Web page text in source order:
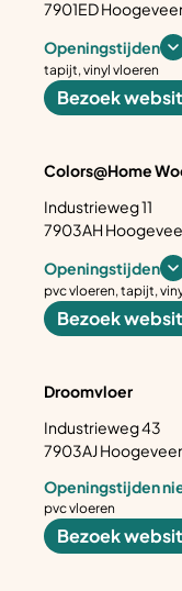
7901ED
Openingstijden
tapijt, vinyl vloeren
Bezoek
Colors@Home
Industrieweg 11
7903AH
Openingstijden
pvc vloeren, tapijt,
Bezoek
Droomvloer
Industrieweg 43
7903AJ
Openingstijden
pvc vloeren
Bezoek